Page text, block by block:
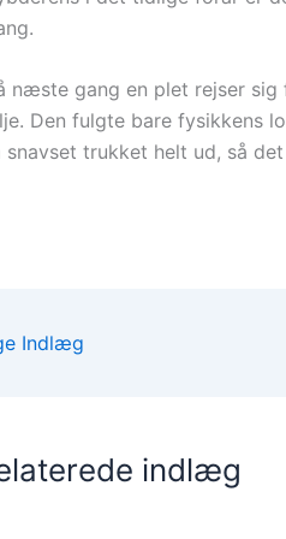
næste gang en plet rejser
Den fulgte bare fysikkens
snavset trukket helt ud, så
Indlæg
indlæg